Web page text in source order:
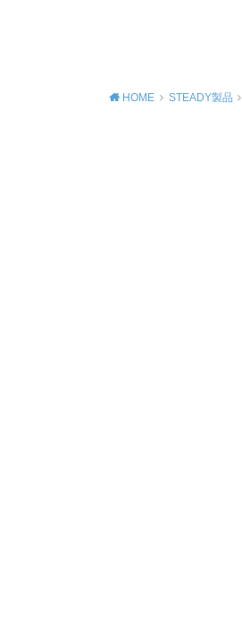
HOME STEADY製品